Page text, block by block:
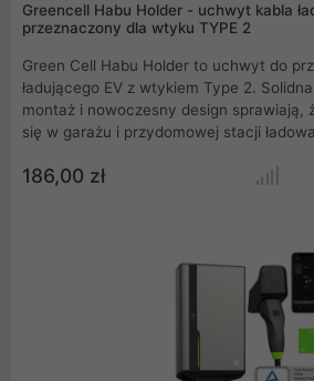
Greencell Habu Holder - uchwyt kabla
przeznaczony dla wtyku TYPE 2
Green Cell Habu Holder to uchwyt do
ładującego EV z wtykiem Type 2.
montaż i nowoczesny design sprawiają,
się w garażu i przydomowej stacji
codziennego ładowania samochodu
186,00 zł